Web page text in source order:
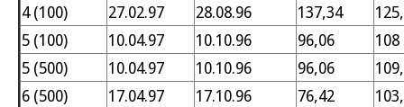
4 (100)
27.02.97 28.08.96 137,34
5 (100)
10.04.97 10.10.96 96,06
108
5 (500)
10.04.97 10.10.96 96,06
6 (500)
17.04.97 17.10.96 76,42